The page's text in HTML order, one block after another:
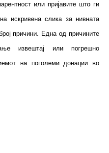
или пријавите што ги
искривена слика за нивната
причини. Една од причините
извештај или погрешно
на поголеми донации во